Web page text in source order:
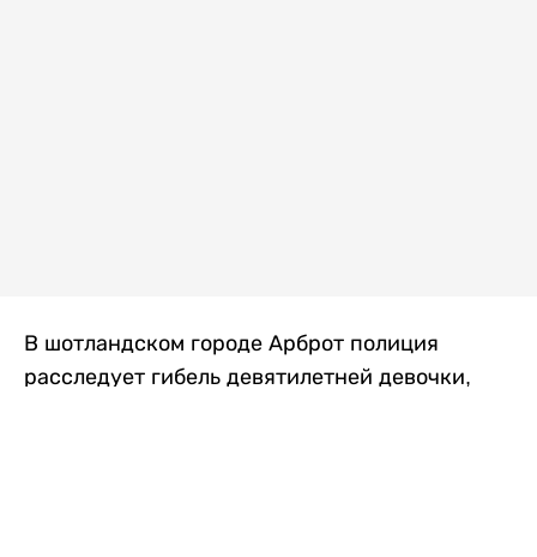
В шотландском городе Арброт полиция
расследует гибель девятилетней девочки,